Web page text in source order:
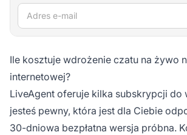
Adres e-mail
Ile kosztuje wdrożenie czatu na żywo
internetowej?
LiveAgent oferuje kilka subskrypcji do
jesteś pewny, która jest dla Ciebie
30-dniowa bezpłatna wersja próbna.